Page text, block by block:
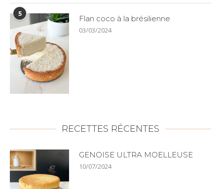
5
Flan coco à la brésilienne
03/03/2024
RECETTES RÉCENTES
GENOISE ULTRA MOELLEUSE
10/07/2024